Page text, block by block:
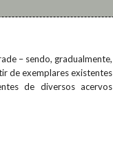
– sendo, gradualmente,
de exemplares existentes
de diversos acervos